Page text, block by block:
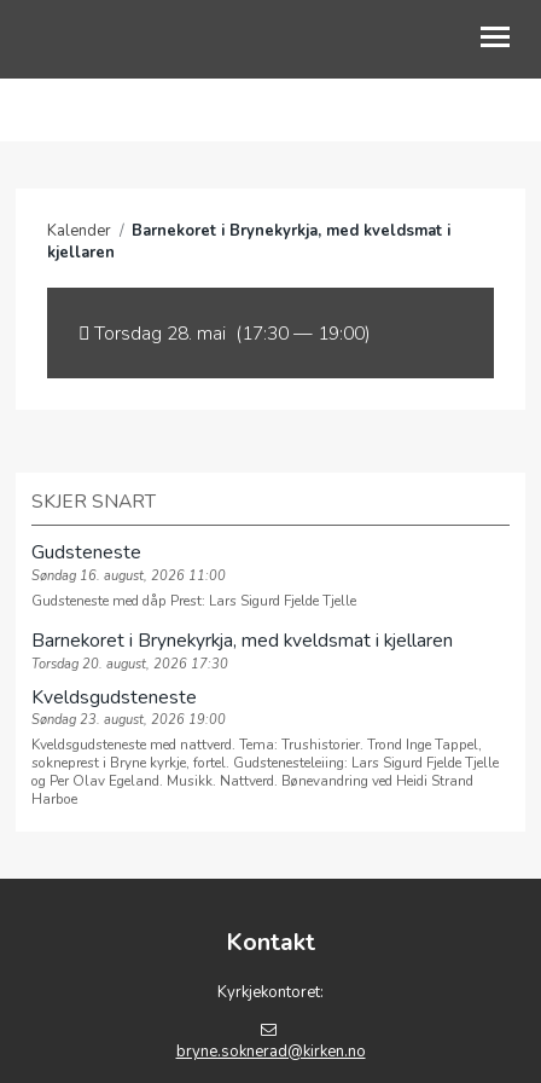
BLI MED
LIVETS VEG
Kalender / Barnekoret i Brynekyrkja, med kveldsmat i
kjellaren
Torsdag 28. mai (17:30 — 19:00)
SKJER SNART
Gudsteneste
Søndag 16. august, 2026 11:00
Gudsteneste med dåp Prest: Lars Sigurd Fjelde Tjelle
Barnekoret i Brynekyrkja, med kveldsmat i kjellaren
Torsdag 20. august, 2026 17:30
Kveldsgudsteneste
Søndag 23. august, 2026 19:00
Kveldsgudsteneste med nattverd. Tema: Trushistorier. Trond Inge Tappel,
sokneprest i Bryne kyrkje, fortel. Gudstenesteleiing: Lars Sigurd Fjelde Tjelle
og Per Olav Egeland. Musikk. Nattverd. Bønevandring ved Heidi Strand
Harboe
Kontakt
Kyrkjekontoret:
bryne.soknerad@kirken.no